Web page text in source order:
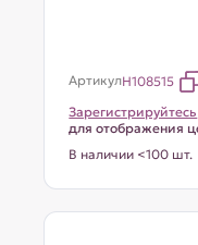
АртикулH108515
Зарегистрируйтесь
для отображения
В наличии <100 шт.